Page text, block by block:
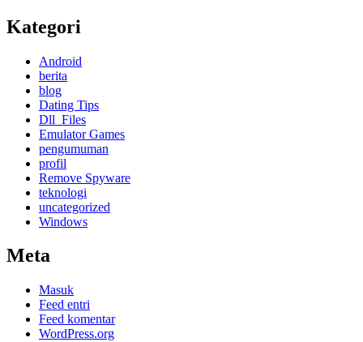
Kategori
Android
berita
blog
Dating Tips
Dll_Files
Emulator Games
pengumuman
profil
Remove Spyware
teknologi
uncategorized
Windows
Meta
Masuk
Feed entri
Feed komentar
WordPress.org